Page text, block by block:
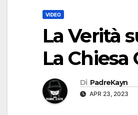
VIDEO
La Verità
La
Di PadreKayn
APR 23, 2023